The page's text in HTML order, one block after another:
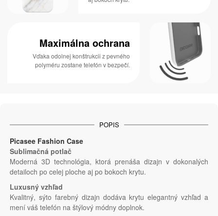
Maximálna ochrana
Vďaka odolnej konštrukcii z pevného
polyméru zostane telefón v bezpečí.
POPIS
Picasee Fashion Case
Sublimačná potlač
Moderná 3D technológia, ktorá prenáša dizajn v dokonalých
detailoch po celej ploche aj po bokoch krytu.
Luxusný vzhľad
Kvalitný, sýto farebný dizajn dodáva krytu elegantný vzhľad a
mení váš telefón na štýlový módny doplnok.